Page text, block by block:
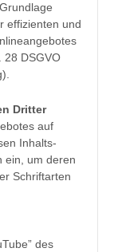
effizienten und
28 DSGVO
Dritter
auf
Inhalts-
ein, um deren
Schriftarten
des